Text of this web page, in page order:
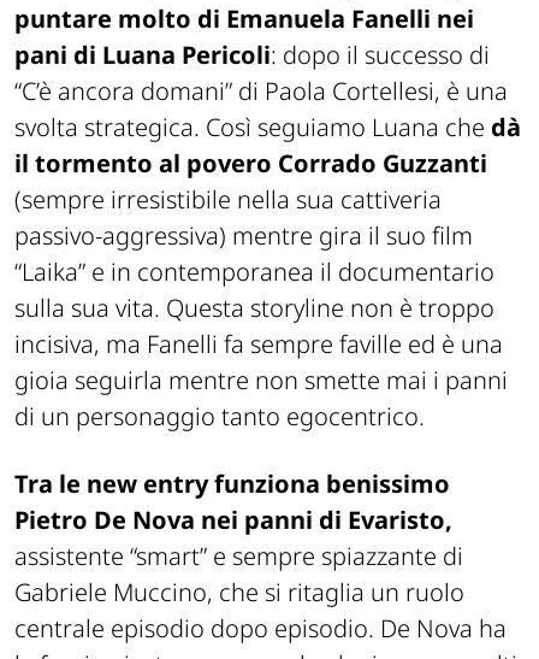
puntare molto di Emanuela Fanelli nei
pani di Luana Pericoli: dopo il successo di
“C’è ancora domani” di Paola Cortellesi, è una
svolta strategica. Così seguiamo Luana che dà
il tormento al povero Corrado Guzzanti
(sempre irresistibile nella sua cattiveria
passivo-aggressiva) mentre gira il suo film
“Laika” e in contemporanea il documentario
sulla sua vita. Questa storyline non è troppo
incisiva, ma Fanelli fa sempre faville ed è una
gioia seguirla mentre non smette mai i panni
di un personaggio tanto egocentrico.
Tra le new entry funziona benissimo
Pietro De Nova nei panni di Evaristo,
assistente “smart” e sempre spiazzante di
Gabriele Muccino, che si ritaglia un ruolo
centrale episodio dopo episodio. De Nova ha